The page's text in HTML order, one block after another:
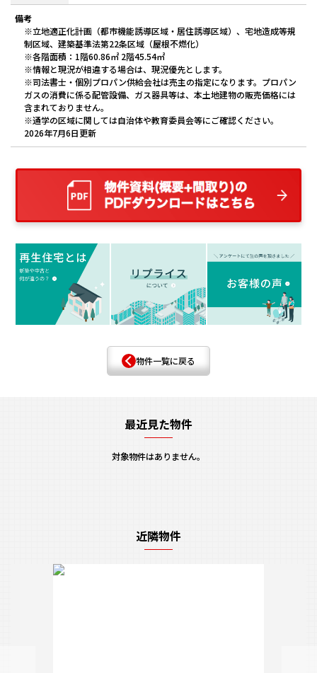
備考
※立地適正化計画（都市機能誘導区域・居住誘導区域）、宅地造成等規
制区域、建築基準法第22条区域（屋根不燃化）
※各階面積：1階60.86㎡ 2階45.54㎡
※情報と現況が相違する場合は、現況優先とします。
※司法書士・個別プロパン供給会社は売主の指定になります。プロパン
ガスの消費に係る配管設備、ガス器具等は、本土地建物の販売価格には
含まれておりません。
※通学の区域に関しては自治体や教育委員会等にご確認ください。
2026年7月6日更新
物件一覧に戻る
最近見た物件
対象物件はありません。
近隣物件